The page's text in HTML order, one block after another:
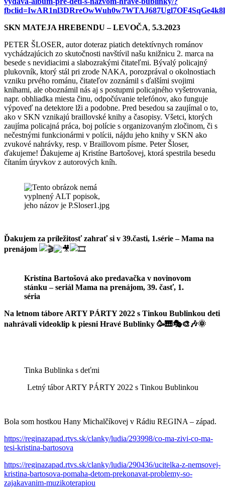
SKN MATEJA HREBENDU – LEVOČA, 5.3.2023
PETER ŠLOSER, autor doteraz piatich detektívnych románov
vychádzajúcich zo skutočnosti navštívil našu knižnicu 2. marca na
besede s nevidiacimi a slabozrakými čitateľmi. Bývalý policajný
plukovník, ktorý stál pri zrode NAKA, porozprával o okolnostiach
vzniku prvého románu, čitateľov zoznámil s ďalšími svojimi
knihami, ale oboznámil nás aj s postupmi policajného vyšetrovania,
napr. obhliadka miesta činu, odpočúvanie telefónov, ako funguje
výpoveď na detektore lži a podobne. Pred besedou sa zaujímal o to,
ako v SKN vznikajú braillovské knihy a časopisy. Všetci, ktorých
zaujíma policajná práca, boj polície s organizovaným zločinom, či s
nečestnými funkcionármi v polícii, nájdu jeho knihy v SKN ako
zvukové nahrávky, resp. v Braillovom písme. Peter Šloser,
ďakujeme! Ďakujeme aj Kristíne Bartošovej, ktorá spestrila besedu
čítaním úryvkov z autorových kníh.
Ďakujem za príležitosť zahrať si v 39.časti, 1.série – Mama na
prenájom
Kristína Bartošová ako predavačka v novinovom
stánku – seriál Mama na prenájom, 39. časť, 1.
séria
Na letnom tábore ARTY PÁRTY 2022 s Tinkou Bublinkou deti
nahrávali videoklip k piesni Hravé Bublinky 🥳🎹🎭🎨🎶🌞
Tinka Bublinka s deťmi
Letný tábor ARTY PÁRTY 2022 s Tinkou Bublinkou
Bola som hostkou Hany Michalčíkovej v Rádiu REGINA – západ.
https://reginazapad.rtvs.sk/clanky/ludia/293998/co-ma-zivi-co-ma-
tesi-kristina-bartosova
https://reginazapad.rtvs.sk/clanky/ludia/290436/ucitelka-z-nemsovej-
kristina-bartosova-pomaha-detom-prekonavat-problemy-so-
zajakavanim-muzikoterapiou